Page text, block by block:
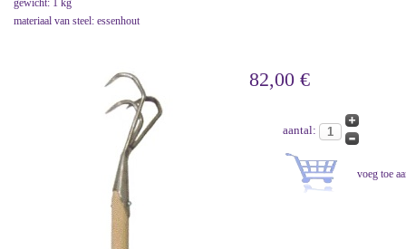
gewicht: 1 kg
materiaal van steel: essenhout
82,00 €
aantal: